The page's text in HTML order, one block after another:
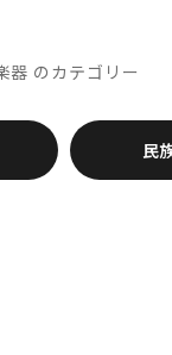
器 のカテゴリー
民